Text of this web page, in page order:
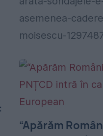
asemenea-
moisescu-
“Apărăm